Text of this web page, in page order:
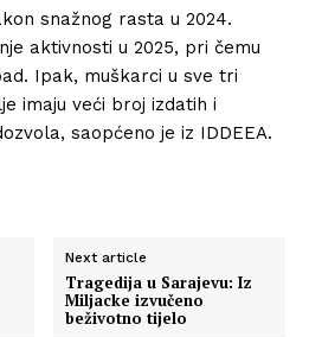
snažnog rasta u 2024.
aktivnosti u 2025, pri čemu
Ipak, muškarci u sve tri
imaju veći broj izdatih i
saopćeno je iz IDDEEA.
Next article
Tragedija u Sarajevu: Iz
Miljacke izvučeno
beživotno tijelo